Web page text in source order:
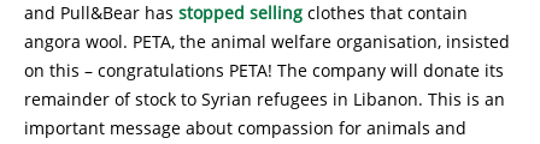
and Pull&Bear has stopped selling clothes that contain
angora wool. PETA, the animal welfare organisation, insisted
on this – congratulations PETA! The company will donate its
remainder of stock to Syrian refugees in Libanon. This is an
important message about compassion for animals and